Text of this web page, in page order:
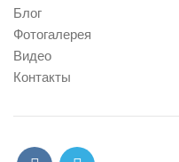
Блог
Фотогалерея
Видео
Контакты